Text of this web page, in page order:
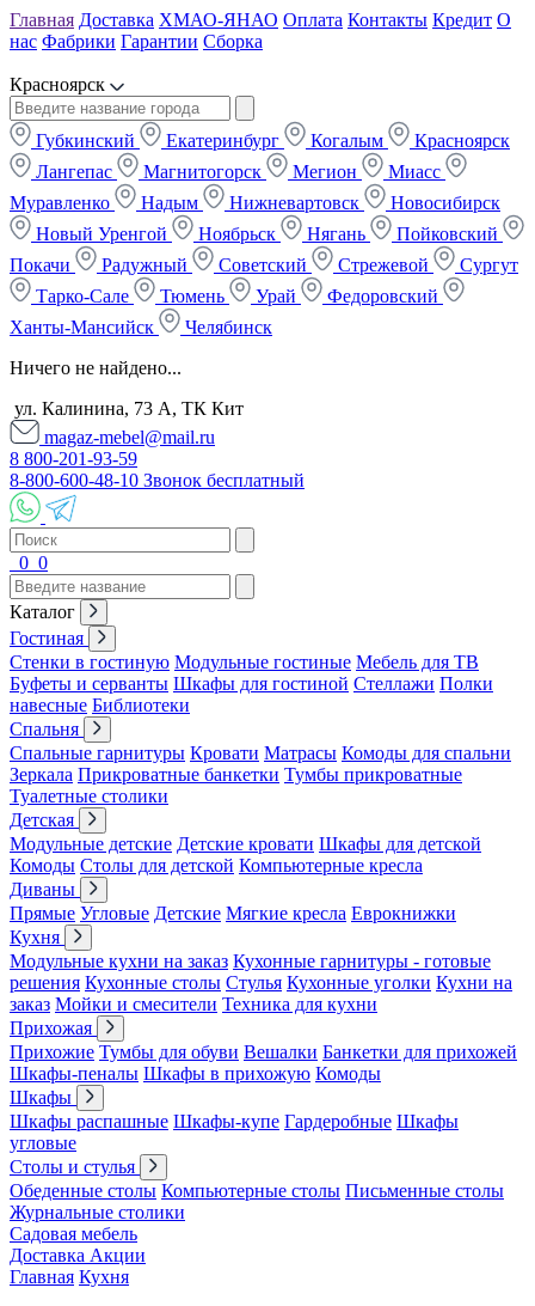
Главная Доставка ХМАО-ЯНАО Оплата Контакты Кредит О
нас Фабрики Гарантии Сборка
Красноярск
Губкинский Екатеринбург Когалым
Красноярск
Лангепас
Магнитогорск Мегион
Миасс
Муравленко
Надым Нижневартовск
Новосибирск
Новый Уренгой
Ноябрьск Нягань
Пойковский
Покачи
Радужный Советский Стрежевой
Сургут
Тарко-Сале
Тюмень Урай
Федоровский
Ханты-Мансийск
Челябинск
Ничего не найдено...
ул. Калинина, 73 А, ТК Кит
magaz-mebel@mail.ru
8 800-201-93-59
8-800-600-48-10 Звонок бесплатный
0 0
Каталог
Гостиная
Стенки в гостиную Модульные гостиные Мебель для ТВ
Буфеты и серванты Шкафы для гостиной Стеллажи Полки
навесные Библиотеки
Спальня
Спальные гарнитуры Кровати Матрасы Комоды для спальни
Зеркала Прикроватные банкетки Тумбы прикроватные
Туалетные столики
Детская
Модульные детские Детские кровати Шкафы для детской
Комоды Столы для детской Компьютерные кресла
Диваны
Прямые Угловые Детские Мягкие кресла Еврокнижки
Кухня
Модульные кухни на заказ Кухонные гарнитуры - готовые
решения Кухонные столы Стулья Кухонные уголки Кухни на
заказ Мойки и смесители Техника для кухни
Прихожая
Прихожие Тумбы для обуви Вешалки Банкетки для прихожей
Шкафы-пеналы Шкафы в прихожую Комоды
Шкафы
Шкафы распашные Шкафы-купе Гардеробные Шкафы
угловые
Столы и стулья
Обеденные столы Компьютерные столы Письменные столы
Журнальные столики
Садовая мебель
Доставка Акции
Главная Кухня